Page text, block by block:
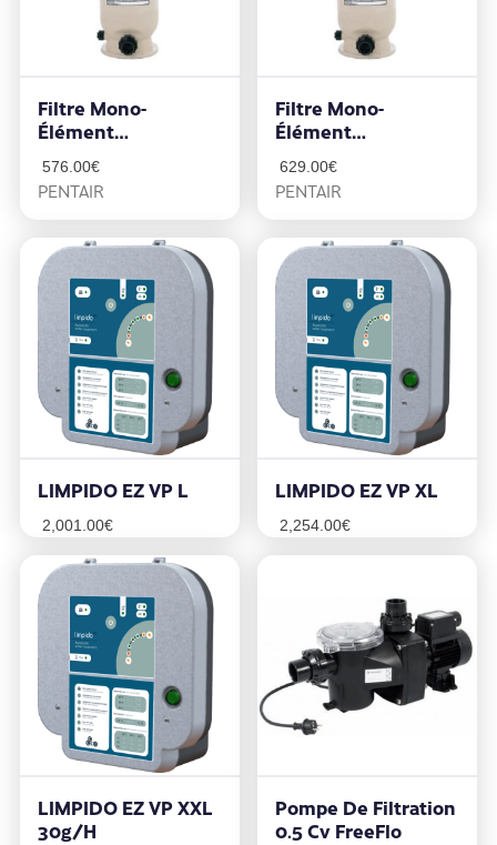
Filtre Mono-
Élément
10m3/h
576.00€
PENTAIR
Filtre Mono-
Élément
14m3/h
629.00€
PENTAIR
LIMPIDO EZ VP L
2,001.00€
LIMPIDO EZ VP XL
2,254.00€
LIMPIDO EZ VP XXL
30g/h
Pompe De Filtration
0.5 Cv FreeFlo